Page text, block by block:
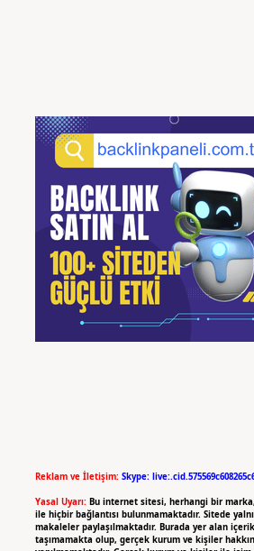
Reklam ve İletişim: Skype:
Yasal Uyarı: Bu internet sitesi, herhangi bir
ile hiçbir bağlantısı bulunmamaktadır. Sitede
makaleler paylaşılmaktadır. Burada yer alan
taşımamakta olup, gerçek kurum ve kişiler